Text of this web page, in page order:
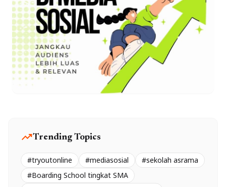
trending_upTrending Topics
#tryoutonline #mediasosial
#sekolah asrama
#Boarding School tingkat SMA